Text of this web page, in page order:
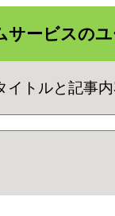
サービスの
トルと記事